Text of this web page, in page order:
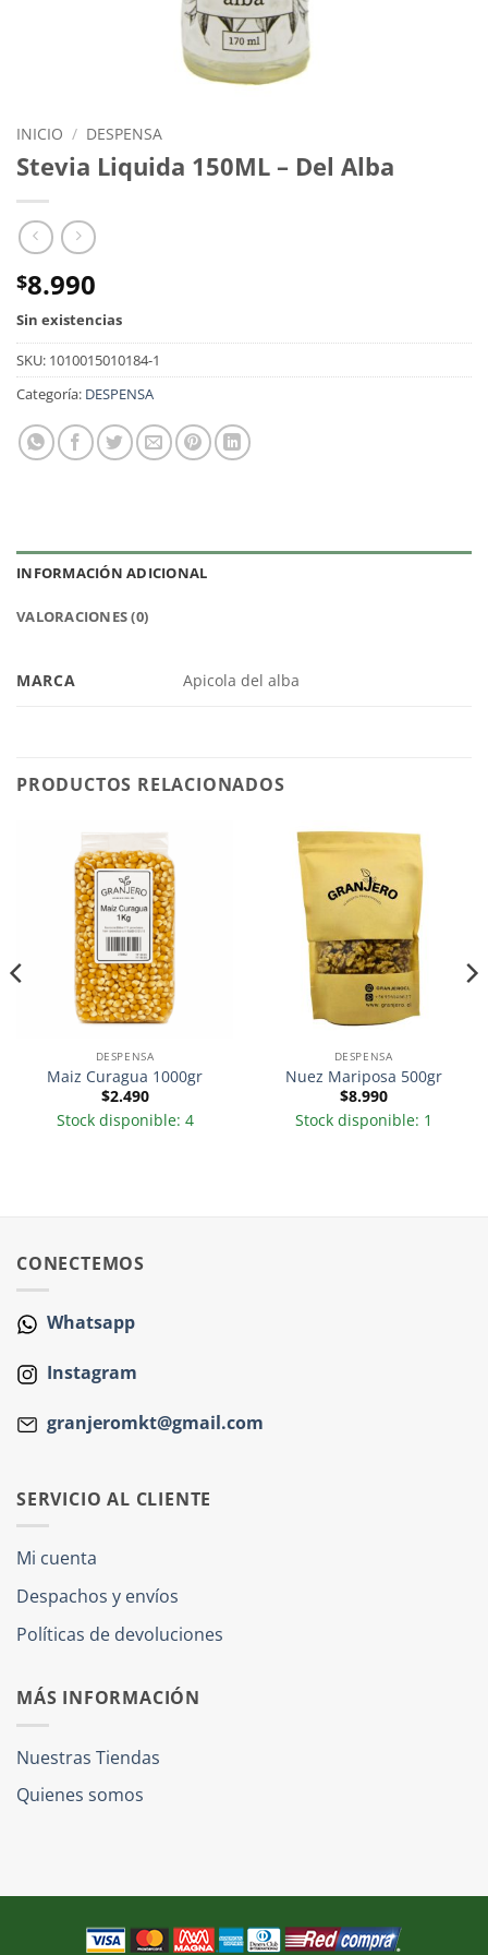
INICIO / DESPENSA
Stevia Liquida 150ML – Del Alba
$8.990
Sin existencias
SKU: 1010015010184-1
Categoría: DESPENSA
INFORMACIÓN ADICIONAL
VALORACIONES (0)
MARCA Apicola del alba
PRODUCTOS RELACIONADOS
DESPENSA
Maiz Curagua 1000gr
$2.490
Stock disponible: 4
DESPENSA
Nuez Mariposa 500gr
$8.990
Stock disponible: 1
CONECTEMOS
Whatsapp
Instagram
granjeromkt@gmail.com
SERVICIO AL CLIENTE
Mi cuenta
Despachos y envíos
Políticas de devoluciones
MÁS INFORMACIÓN
Nuestras Tiendas
Quienes somos